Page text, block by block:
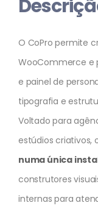
O CoPro permite
WooCommerce e
e painel de
tipografia e
Voltado para
estúdios criativos,
numa única
construtores
internas para